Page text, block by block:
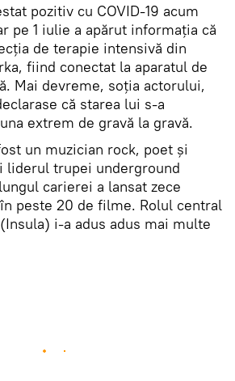
pozitiv cu COVID-19 acum
pe 1 iulie a apărut informația că
de terapie intensivă din
fiind conectat la aparatul de
Mai devreme, soția actorului,
că starea lui s-a
extrem de gravă la gravă.
un muzician rock, poet și
liderul trupei underground
carierei a lansat zece
peste 20 de filme. Rolul central
i-a adus adus mai multe